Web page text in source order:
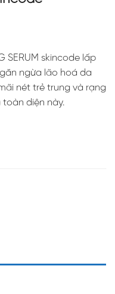
SERUM skincode lấp
ngừa lão hoá da
nét trẻ trung và rạng
diện này.
CƠ CẤP TỐC –